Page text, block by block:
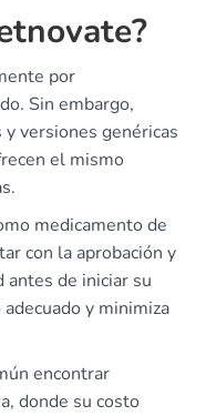
por
Sin embargo,
versiones genéricas
el mismo
medicamento de
con la aprobación y
antes de iniciar su
y minimiza
encontrar
donde su costo